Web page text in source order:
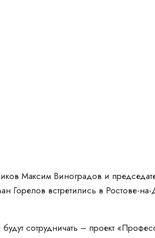
Максим Виноградов и
Горелов встретились в Ростове-
сотрудничать – проект